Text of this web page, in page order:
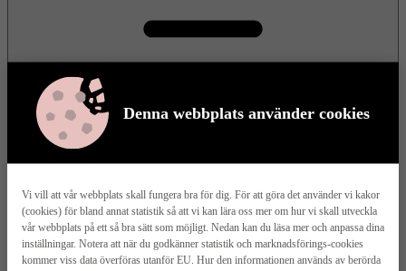
Denna webbplats använder cookies
Vi vill att vår webbplats skall fungera bra för dig. För att göra det använder vi kakor
(cookies) för bland annat statistik så att vi kan lära oss mer om hur vi skall utveckla
vår webbplats på ett så bra sätt som möjligt. Nedan kan du läsa mer och anpassa dina
inställningar. Notera att när du godkänner statistik och marknadsförings-cookies
kommer viss data överföras utanför EU. Hur den informationen används av berörda
Meny
Våra husmodeller